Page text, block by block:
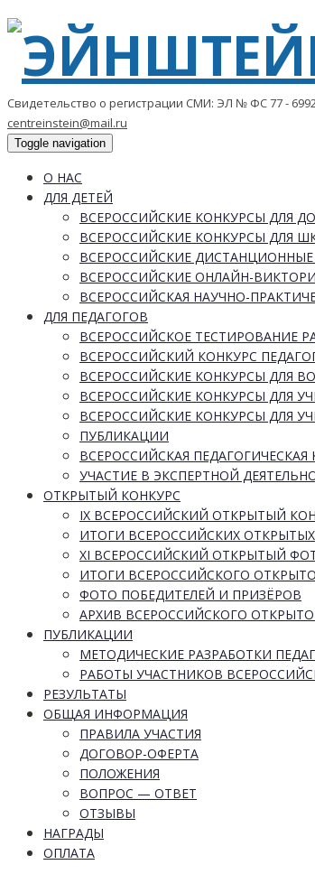
Свидетельство о регистрации СМИ: ЭЛ № ФС 77 -
centreinstein@mail.ru
Toggle navigation
О НАС
ДЛЯ ДЕТЕЙ
ВСЕРОССИЙСКИЕ КОНКУРСЫ ДЛЯ
ВСЕРОССИЙСКИЕ КОНКУРСЫ ДЛЯ
ВСЕРОССИЙСКИЕ
ВСЕРОССИЙСКИЕ ОНЛАЙН-
ВСЕРОССИЙСКАЯ НАУЧНО-
ДЛЯ ПЕДАГОГОВ
ВСЕРОССИЙСКОЕ ТЕСТИРОВАНИЕ
ВСЕРОССИЙСКИЙ КОНКУРС
ВСЕРОССИЙСКИЕ КОНКУРСЫ ДЛЯ
ВСЕРОССИЙСКИЕ КОНКУРСЫ ДЛЯ
ВСЕРОССИЙСКИЕ КОНКУРСЫ ДЛЯ
ПУБЛИКАЦИИ
ВСЕРОССИЙСКАЯ
УЧАСТИЕ В ЭКСПЕРТНОЙ
ОТКРЫТЫЙ КОНКУРС
IX ВСЕРОССИЙСКИЙ ОТКРЫТЫЙ
ИТОГИ ВСЕРОССИЙСКИХ
XI ВСЕРОССИЙСКИЙ ОТКРЫТЫЙ
ИТОГИ ВСЕРОССИЙСКОГО
ФОТО ПОБЕДИТЕЛЕЙ И ПРИЗЁРОВ
АРХИВ ВСЕРОССИЙСКОГО
ПУБЛИКАЦИИ
МЕТОДИЧЕСКИЕ РАЗРАБОТКИ
РАБОТЫ УЧАСТНИКОВ
РЕЗУЛЬТАТЫ
ОБЩАЯ ИНФОРМАЦИЯ
ПРАВИЛА УЧАСТИЯ
ДОГОВОР-ОФЕРТА
ПОЛОЖЕНИЯ
ВОПРОС — ОТВЕТ
ОТЗЫВЫ
НАГРАДЫ
ОПЛАТА